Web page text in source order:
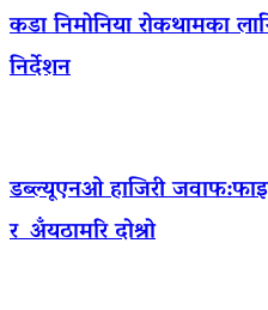
कडा निमोनिया रोकथामका
निर्देशन
डब्ल्यूएनओ हाजिरी
र अँयठामरि दोश्रो